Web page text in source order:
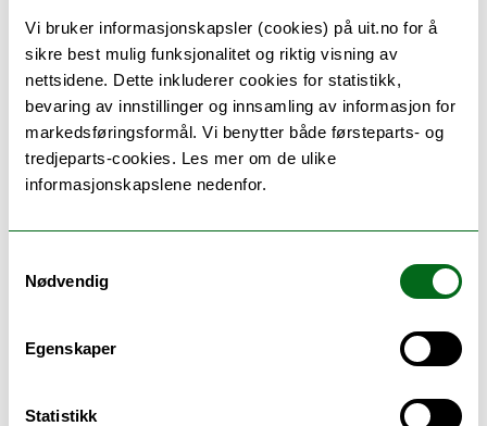
Vi bruker informasjonskapsler (cookies) på uit.no for å
sikre best mulig funksjonalitet og riktig visning av
nettsidene. Dette inkluderer cookies for statistikk,
bevaring av innstillinger og innsamling av informasjon for
markedsføringsformål. Vi benytter både førsteparts- og
tredjeparts-cookies. Les mer om de ulike
informasjonskapslene nedenfor.
Nødvendig
Egenskaper
Statistikk
2 studieprogram